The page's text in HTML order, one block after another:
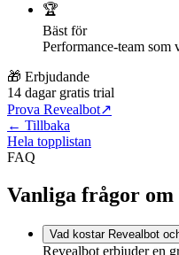
🏆
Bäst för
Performance-team som
🎁 Erbjudande
14 dagar gratis trial
Prova Revealbot↗
← Tillbaka
Hela topplistan
FAQ
Vanliga frågor om
Vad kostar Revealbot
Revealbot erbjuder en